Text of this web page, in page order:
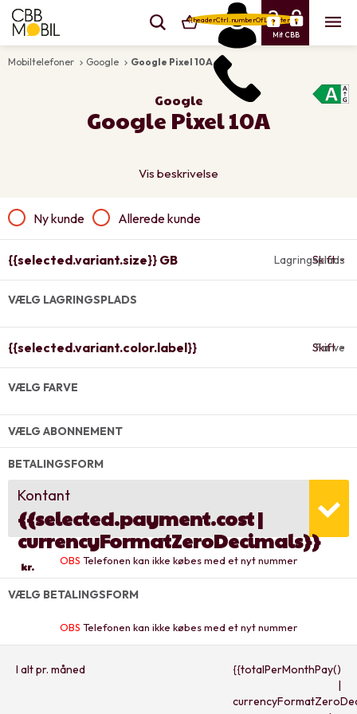
{{headerCtrl.numberOfLineItems}}
Mit CBB
Mobiltelefoner keyboard_arrow_right Google keyboard_arrow_right Google Pixel 10A
Google
Google Pixel 10A
Vis beskrivelse
Ny kunde Allerede kunde
{{selected.variant.size}} GB Skift
Lagringsplads
VÆLG LAGRINGSPLADS
{{selected.variant.color.label}} Skift
Farve
VÆLG FARVE
VÆLG ABONNEMENT
BETALINGSFORM
Kontant
{{selected.payment.cost |
currencyFormatZeroDecimals}}
kr. OBS Telefonen kan ikke købes med et nyt nummer
VÆLG BETALINGSFORM
OBS Telefonen kan ikke købes med et nyt nummer
I alt pr. måned
{{totalPerMonthPay()
|